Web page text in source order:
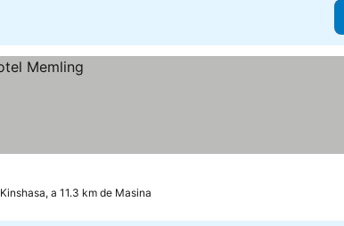
Kinshasa, a 11.3 km de Masina